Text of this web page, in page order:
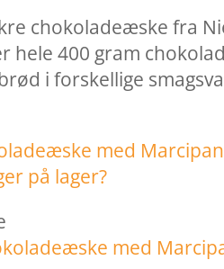
chokoladeæske fra
hele 400 gram
i forskellige